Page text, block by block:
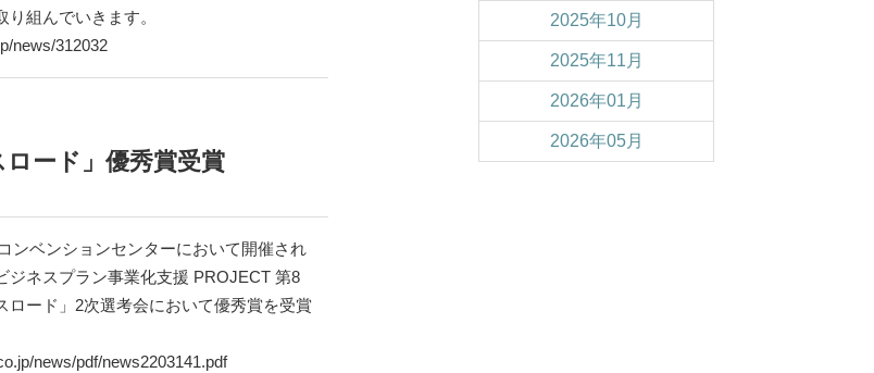
組んでいきます。
news/312032
ード」優秀賞受賞
ンベンションセンターにおいて開催され
ジネスプラン事業化支援 PROJECT 第8
ロード」2次選考会において優秀賞を受賞
news/pdf/news2203141.pdf
2025年10月
2025年11月
2026年01月
2026年05月